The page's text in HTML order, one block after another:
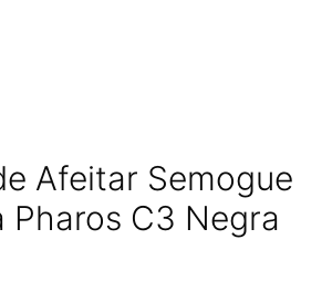
Afeitar Semogue
Pharos C3 Negra